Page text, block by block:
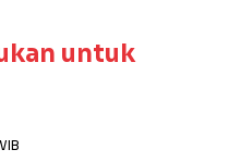
untuk